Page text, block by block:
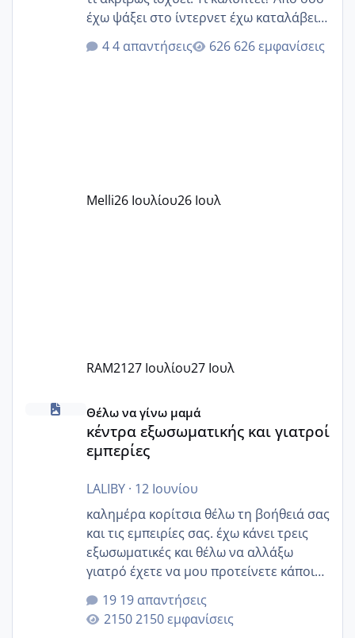
έχω ψάξει στο ίντερνετ έχω καταλάβει
ότι το βαουτσερ καλύπτει όλα τα
δίδακτρα και τα τροφεια του ιδιωτικού
Εγώ πήγα σε έναν ιδιωτικό παιδικό στ
4 απαντήσεις 626 εμφανίσεις
Melli26 Ιουλίου26 Ιουλ
RAM2127 Ιουλίου27 Ιουλ
κέντρα εξωσωματικής και γιατροί εμπερίες
Θέλω να γίνω μαμά
κέντρα εξωσωματικής και γιατροί
εμπερίες
LALIBY· 12 Ιουνίου
καλημέρα κορίτσια θέλω τη βοήθειά σας
και τις εμπειρίες σας. έχω κάνει τρεις
εξωσωματικές και θέλω να αλλάξω
γιατρό έχετε να μου προτείνετε κάποιον
που μείνατε ευχαριστημένες και είχατε
επιιτυχία? έκανα στο υγεία με τον
ζερβομανωλάκη (δεν το εψαξε καθόλου
19 απαντήσεις
2150 εμφανίσεις